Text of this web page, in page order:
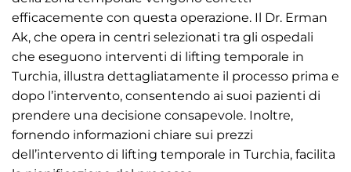
efficacemente con questa operazione. Il Dr. Erman
Ak, che opera in centri selezionati tra gli ospedali
che eseguono interventi di lifting temporale in
Turchia, illustra dettagliatamente il processo prima e
dopo l’intervento, consentendo ai suoi pazienti di
prendere una decisione consapevole. Inoltre,
fornendo informazioni chiare sui prezzi
dell’intervento di lifting temporale in Turchia, facilita